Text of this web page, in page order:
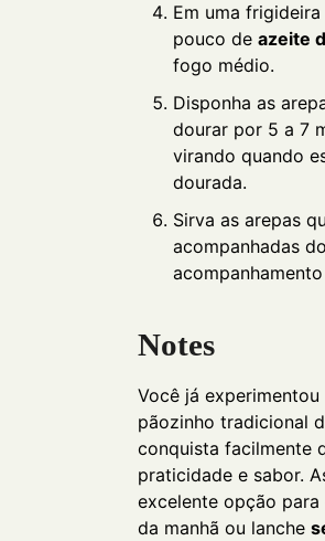
Em uma
pouco de azeite
fogo médio.
Disponha as
dourar por 5 a 7
virando quando
dourada.
Sirva as arepas
acompanhadas
Notes
Você já experimentou
pãozinho tradicional
conquista facilmente
praticidade e sabor.
excelente opção
da manhã ou lanche